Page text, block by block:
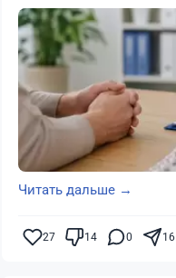
Читать дальше →
27 14 0 16